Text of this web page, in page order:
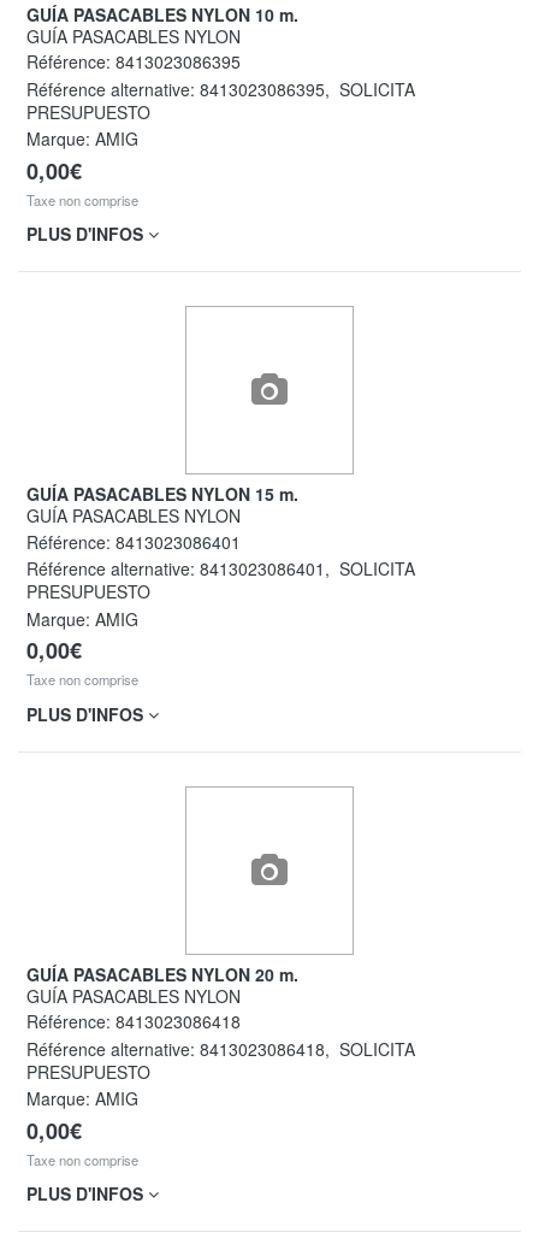
GUÍA PASACABLES NYLON 10 m.
GUÍA PASACABLES NYLON
Référence: 8413023086395
Référence alternative: 8413023086395, SOLICITA
PRESUPUESTO
Marque: AMIG
0,00€
Taxe non comprise
PLUS D'INFOS
GUÍA PASACABLES NYLON 15 m.
GUÍA PASACABLES NYLON
Référence: 8413023086401
Référence alternative: 8413023086401 , SOLICITA
PRESUPUESTO
Marque: AMIG
0,00€
Taxe non comprise
PLUS D'INFOS
GUÍA PASACABLES NYLON 20 m.
GUÍA PASACABLES NYLON
Référence: 8413023086418
Référence alternative: 8413023086418, SOLICITA
PRESUPUESTO
Marque: AMIG
0,00€
Taxe non comprise
PLUS D'INFOS